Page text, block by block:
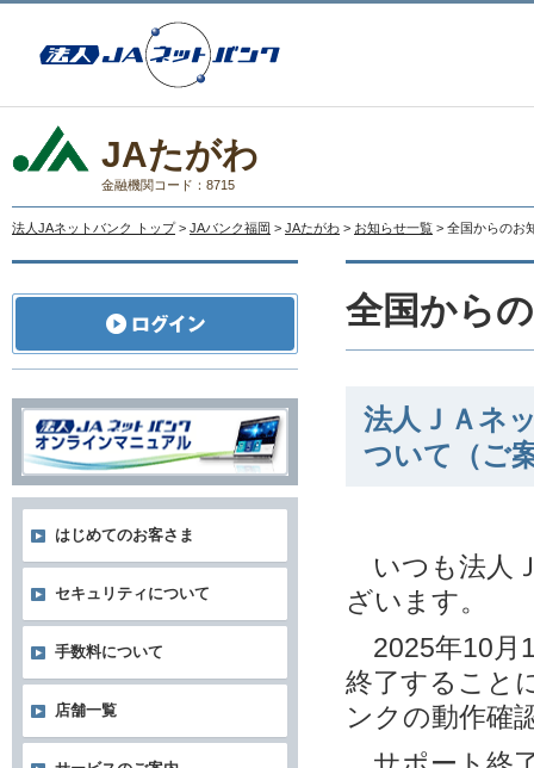
JAたがわ
金融機関コード：8715
法人JAネットバンク トップ > JAバンク福岡 > JAたがわ > お知らせ一覧 > 全国からのお
全国から
法人ＪＡネ
ついて（ご
いつも法人
ざいます。
2025年10月
終了すること
ンクの動作確
はじめてのお客さま
セキュリティについて
手数料について
店舗一覧